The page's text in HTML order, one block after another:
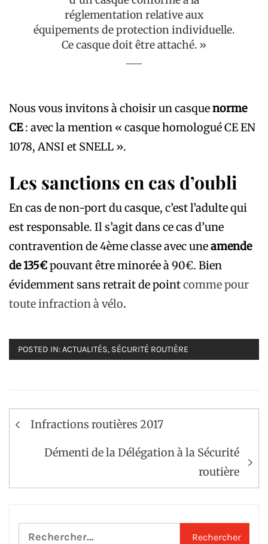
réglementation relative aux
équipements de protection individuelle.
Ce casque doit être attaché. »
Nous vous invitons à choisir un casquenorme
CE: avec la mention « casque homologué CE EN
1078, ANSI et SNELL ».
Les sanctions en cas d’oubli
En cas de non-port du casque, c’est l’adulte qui
est responsable. Il s’agit dans ce cas d’une
contravention de 4ème classe avec uneamende
de 135€pouvant être minorée à 90€. Bien
évidemment sans retrait de pointcomme pour
toute infraction à vélo.
POSTED IN:ACTUALITÉS, SÉCURITÉ ROUTIÈRE
Navigation
l’article
Infractions routières 2017
Démenti de la Délégation à la Sécurité
routière
Rechercher :